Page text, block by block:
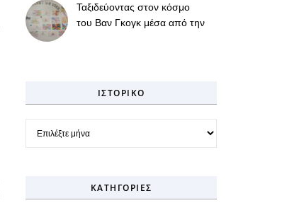
Ταξιδεύοντας στον κόσμο
του Βαν Γκογκ μέσα από την
ΙΣΤΟΡΙΚΌ
Ιστορικό
KΑΤΗΓΟΡΊΕΣ